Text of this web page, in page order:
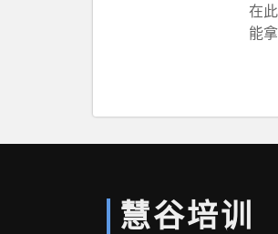
在
能
慧谷培训